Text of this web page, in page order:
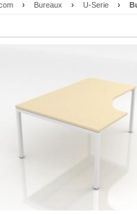
› Bureaux › U-Serie ›